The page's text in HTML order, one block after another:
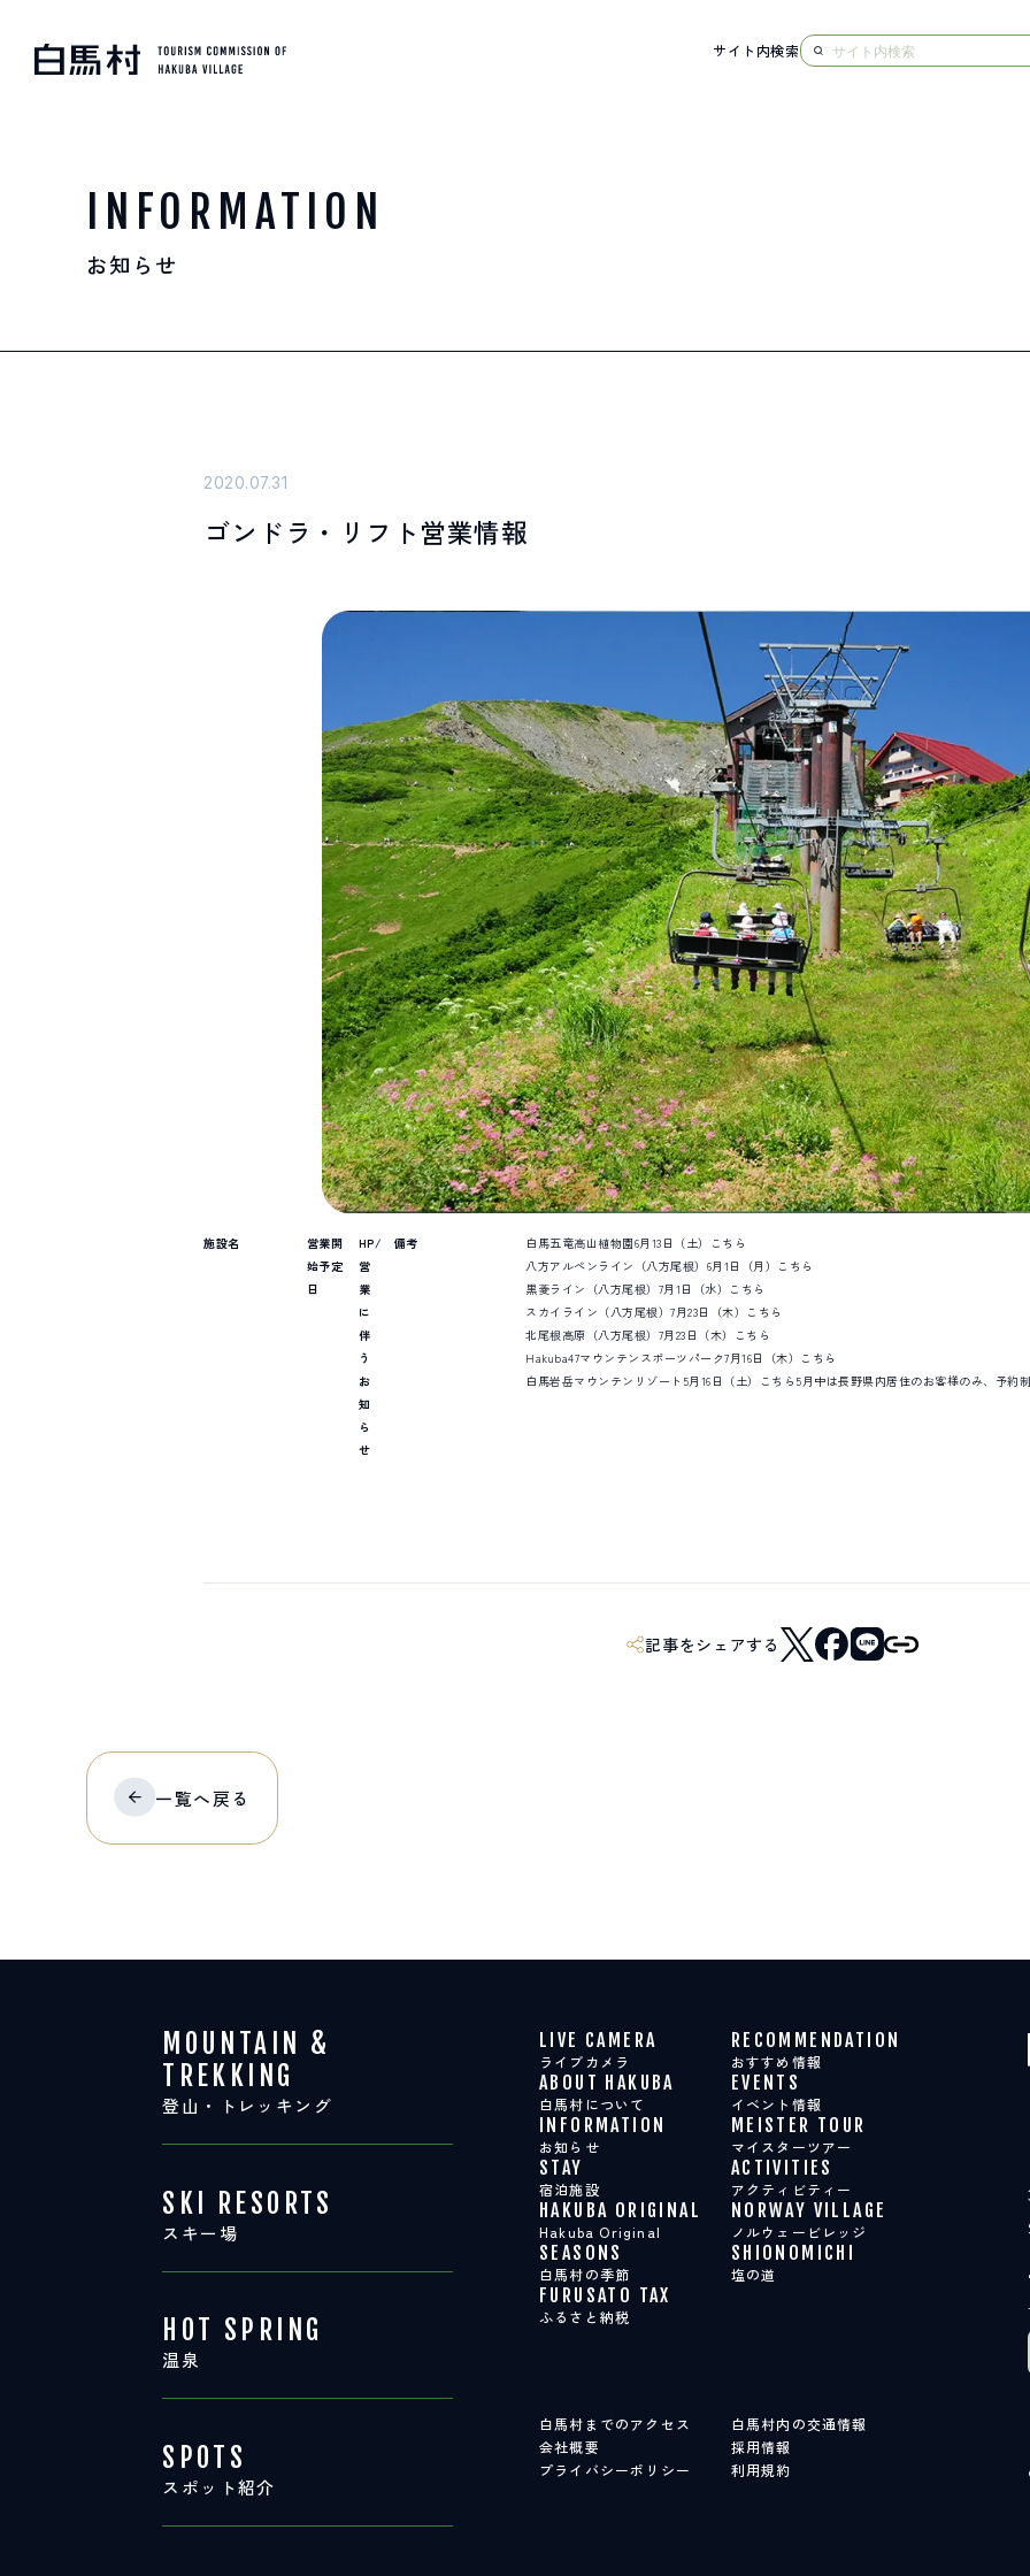
SKI RESORTS
SPOTS
友だちになる
白馬村観光局インフォメーション
長野県北安曇郡白馬村北城5497
Snow Peak LAND STATION HAKUBA内
営業時間：9:00～17:00 定休日：無休
TEL.0261-85-4210 / FAX.0261-85-4240
EVENTS
イベント情報
STAY
宿泊施設
NORWAY VILLAGE
ノルウェービレッジ
SEASONS
白馬村の季節
FURUSATO TAX
ふるさと納税
白馬村までのアクセス白馬村内の交通情報会社概要
サイト内検索
INFORMATION
お知らせ
2020.07.31
ゴンドラ・リフト営業情報
施設名
営業開
始予定
日
HP/
営
業
に
伴
う
お
知
ら
せ
備考 白馬五竜高山植物園6月13日（土）
こちら
八方アルペンライン（八方尾根） 6月1日（月） こちら
黒菱ライン（八方尾根） 7月1日（水） こちら
スカイライン（八方尾根）7月23日（木） こちら
北尾根高原（八方尾根） 7月23日（木）
こちら
Hakuba47マウンテンスポーツパーク7月16日（木） こちら
白馬岩岳マウンテンリゾート 5月16日（土） こちら 5月中は長野県内居住のお客様のみ、予約
記事をシェアする
一覧へ戻る
MOUNTAIN &
TREKKING
登山・トレッキング
SKI RESORTS
スキー場
HOT SPRING
温泉
SPOTS
スポット紹介
LIVE CAMERA
ライブカメラ
RECOMMENDATION
おすすめ情報
ABOUT HAKUBA
白馬村について
EVENTS
イベント情報
INFORMATION
お知らせ
MEISTER TOUR
マイスターツアー
STAY
宿泊施設
ACTIVITIES
アクティビティー
HAKUBA ORIGINAL
Hakuba Original
NORWAY VILLAGE
ノルウェービレッジ
SEASONS
白馬村の季節
SHIONOMICHI
塩の道
FURUSATO TAX
ふるさと納税
白馬村までのアクセス
白馬村内の交通情報
会社概要
採用情報
プライバシーポリシー
利用規約